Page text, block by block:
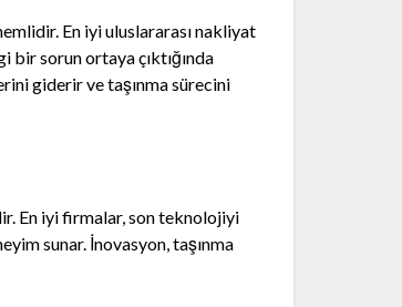
En iyi uluslararası nakliyat
bir sorun ortaya çıktığında
giderir ve taşınma sürecini
En iyi firmalar, son teknolojiyi
sunar. İnovasyon, taşınma